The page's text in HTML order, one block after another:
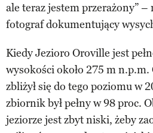
ale teraz jestem przerażony”
fotograf dokumentujący
Kiedy Jezioro Oroville jest
wysokości około 275 m
zbliżył się do tego poziomu w
zbiornik był pełny w 98 proc.
jeziorze jest zbyt niski, żeby